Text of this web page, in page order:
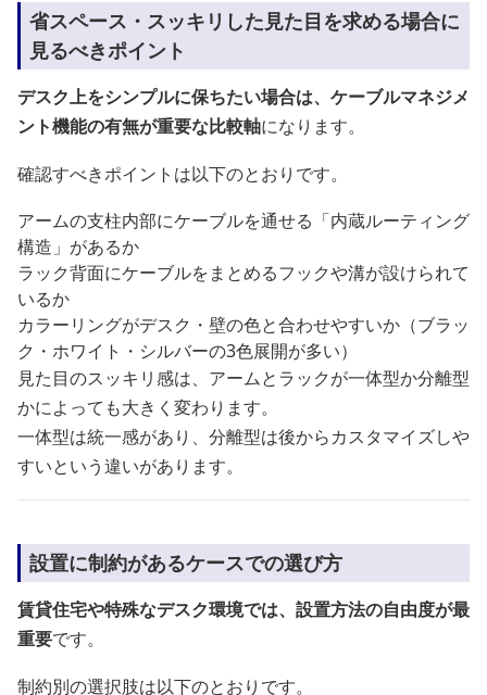
省スペース・スッキリした見た目を求める場合に
見るべきポイント
デスク上をシンプルに保ちたい場合は、ケーブルマネジメ
ント機能の有無が重要な比較軸になります。
確認すべきポイントは以下のとおりです。
アームの支柱内部にケーブルを通せる「内蔵ルーティング
構造」があるか
ラック背面にケーブルをまとめるフックや溝が設けられて
いるか
カラーリングがデスク・壁の色と合わせやすいか（ブラッ
ク・ホワイト・シルバーの3色展開が多い）
見た目のスッキリ感は、アームとラックが一体型か分離型
かによっても大きく変わります。
一体型は統一感があり、分離型は後からカスタマイズしや
すいという違いがあります。
設置に制約があるケースでの選び方
賃貸住宅や特殊なデスク環境では、設置方法の自由度が最
重要です。
制約別の選択肢は以下のとおりです。